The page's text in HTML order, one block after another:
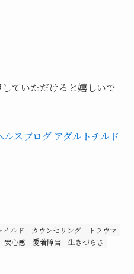
ていただけると嬉しいで
イルド カウンセリング
トラウマ
安心感 愛着障害
生きづらさ